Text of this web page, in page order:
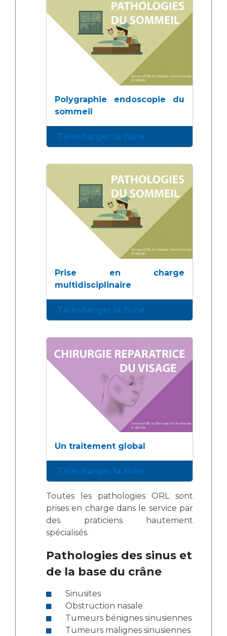
Polygraphie endoscopie du
sommeil
Télécharger la fiche
Prise en charge
multidisciplinaire
Télécharger la fiche
Un traitement global
Télécharger la fiche
Toutes les pathologies ORL sont
prises en charge dans le service par
des praticiens hautement
spécialisés.
Pathologies des sinus et
de la base du crâne
Sinusites
Obstruction nasale
Tumeurs bénignes sinusiennes
Tumeurs malignes sinusiennes